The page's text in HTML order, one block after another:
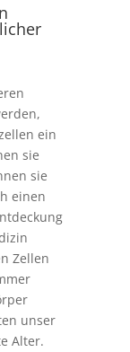
ein
sie
sie
einen
Zellen
unser
Alter.